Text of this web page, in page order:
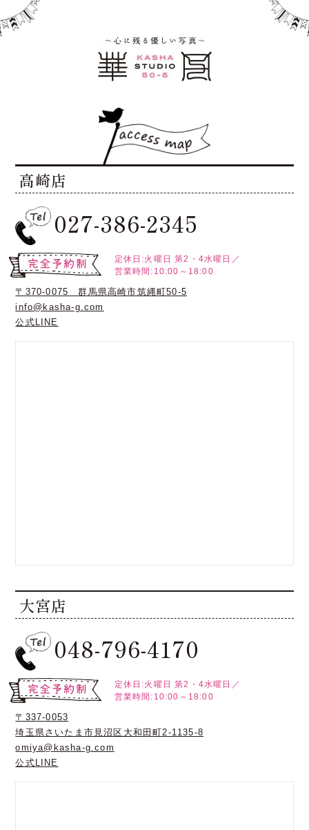
高崎店
027-386-2345
定休日:火曜日 第2・4水曜日／
営業時間:10:00～18:00
〒370-0075 群馬県高崎市筑縄町50-5
info@kasha-g.com
公式LINE
大宮店
048-796-4170
定休日:火曜日 第2・4水曜日／
営業時間:10:00～18:00
〒337-0053
埼玉県さいたま市見沼区大和田町2-1135-8
omiya@kasha-g.com
公式LINE